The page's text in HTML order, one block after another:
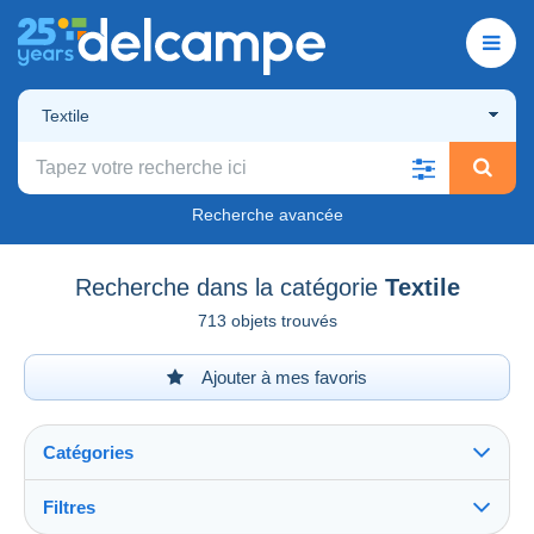
Textile
Recherche avancée
Recherche dans la catégorie Textile
713 objets trouvés
Ajouter à mes favoris
Catégories
Filtres